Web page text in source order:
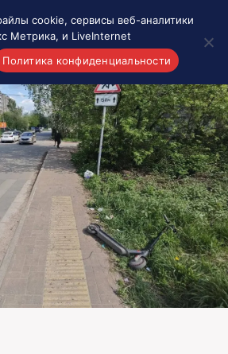
и области
и ТВ
7инфо
cookie, сервисы веб-аналитики
Метрика, и LiveInternet
Политика конфиденциальности